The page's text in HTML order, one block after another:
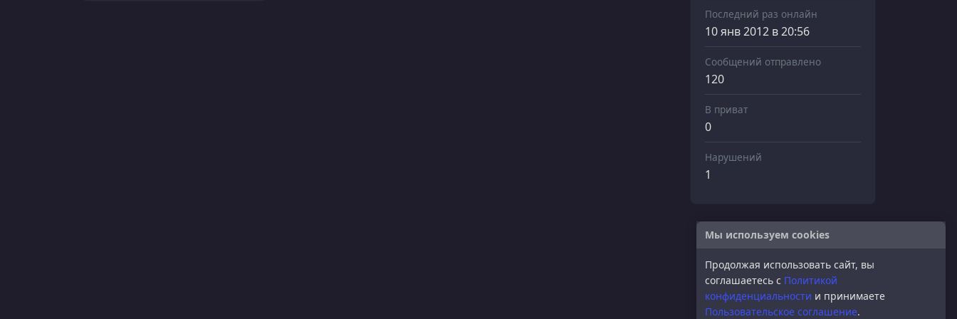
Последний раз онлайн
10 янв 2012 в 20:56
Сообщений отправлено
120
В приват
0
Нарушений
1
Мы используем cookies
Продолжая использовать сайт, вы
соглашаетесь с Политикой
конфиденциальности и принимаете
Пользовательское соглашение.